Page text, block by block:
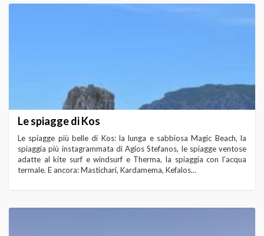
Le spiagge di Kos
Le spiagge più belle di Kos: la lunga e sabbiosa Magic Beach, la
spiaggia più instagrammata di Agios Stefanos, le spiagge ventose
adatte al kite surf e windsurf e Therma, la spiaggia con l’acqua
termale. E ancora: Mastichari, Kardamema, Kefalos…